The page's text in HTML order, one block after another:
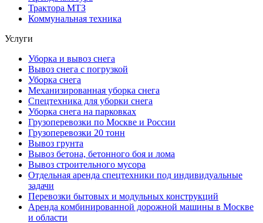
Трактора МТЗ
Коммунальная техника
Услуги
Уборка и вывоз снега
Вывоз снега с погрузкой
Уборка снега
Механизированная уборка снега
Спецтехника для уборки снега
Уборка снега на парковках
Грузоперевозки по Москве и России
Грузоперевозки 20 тонн
Вывоз грунта
Вывоз бетона, бетонного боя и лома
Вывоз строительного мусора
Отдельная аренда спецтехники под индивидуальные
задачи
Перевозки бытовых и модульных конструкций
Аренда комбинированной дорожной машины в Москве
и области